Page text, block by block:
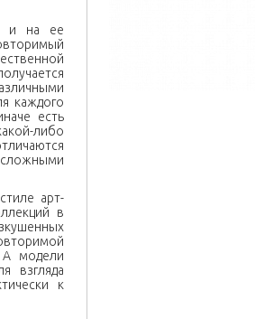
и на ее
каждого
есть
либо
арт-
в
А модели
взгляда
к